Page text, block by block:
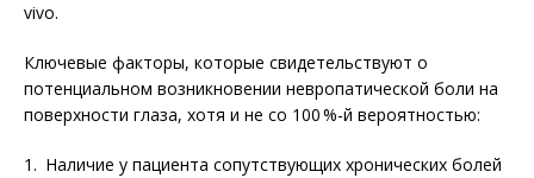
vivo.
Ключевые факторы, которые свидетельствуют о
потенциальном возникновении невропатической боли на
поверхности глаза, хотя и не со 100 %-й вероятностью:
1. Наличие у пациента сопутствующих хронических болей